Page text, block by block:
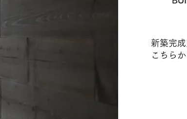
新築完
こちら